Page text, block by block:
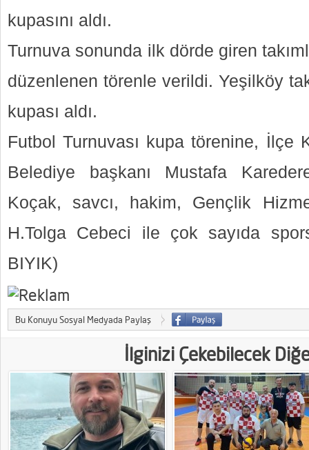
kupasını aldı.
Turnuva sonunda ilk dörde giren
düzenlenen törenle verildi. Yeşilköy
kupası aldı.
Futbol Turnuvası kupa törenine, İlçe
Belediye başkanı Mustafa
Koçak, savcı, hakim, Gençlik
H.Tolga Cebeci ile çok sayıda
BIYIK)
Bu Konuyu Sosyal Medyada Paylaş
İlginizi Çekebilecek